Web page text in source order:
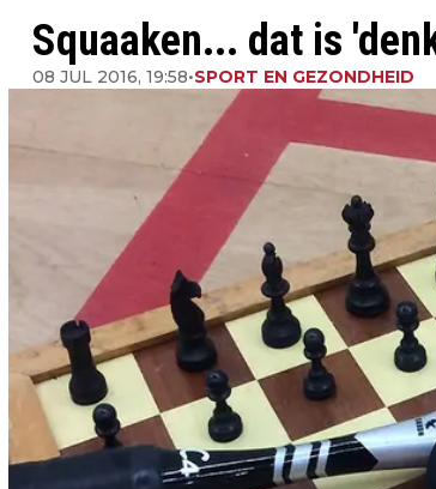
Squaaken... dat is
08 JUL 2016, 19:58•SPORT EN GEZONDHEID